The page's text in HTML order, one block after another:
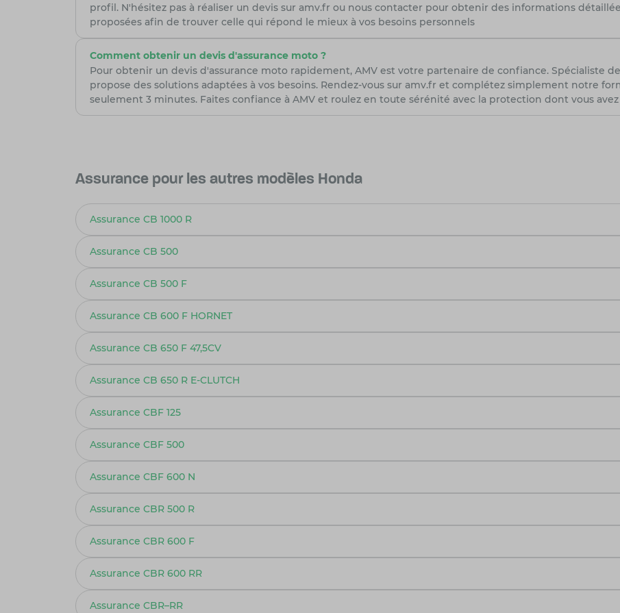
profil. N'hésitez pas à réaliser un devis sur amv.fr ou nous contacter pour obtenir des informations
proposées afin de trouver celle qui répond le mieux à vos besoins personnels
Comment obtenir un devis d'assurance moto ?
Pour obtenir un devis d'assurance moto rapidement, AMV est votre partenaire de confiance. Spécialiste
propose des solutions adaptées à vos besoins. Rendez-vous sur amv.fr et complétez simplement notre
seulement 3 minutes. Faites confiance à AMV et roulez en toute sérénité avec la protection dont vous
Assurance pour les autres modèles Honda
Assurance CB 1000 R
Assurance CB 500
Assurance CB 500 F
Assurance CB 600 F HORNET
Assurance CB 650 F 47,5CV
Assurance CB 650 R E-CLUTCH
Assurance CBF 125
Assurance CBF 500
Assurance CBF 600 N
Assurance CBR 500 R
Assurance CBR 600 F
Assurance CBR 600 RR
Assurance CBR–RR